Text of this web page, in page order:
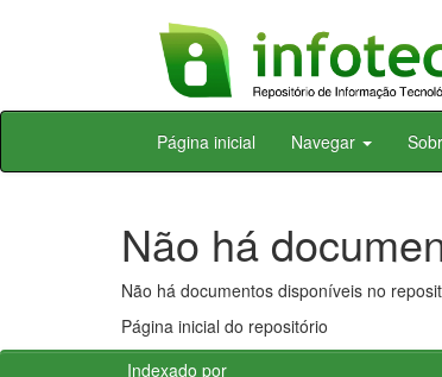
Skip
Página inicial Navegar
Não há
Não há documentos disponíveis no
Página inicial do repositório
Indexado por